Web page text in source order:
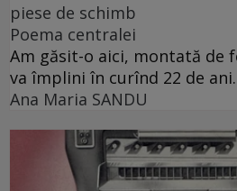
piese de schimb
Poema centralei
Am găsit-o aici, montată de
va împlini în curînd 22 de ani.
Ana Maria SANDU